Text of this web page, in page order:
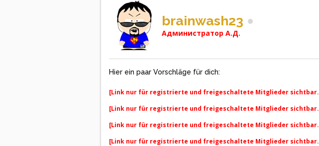
brainwash23
Администратор A.Д.
Hier ein paar Vorschläge für dich:
[Link nur für registrierte und freigeschaltete Mitglieder sichtbar.
[Link nur für registrierte und freigeschaltete Mitglieder sichtbar.
[Link nur für registrierte und freigeschaltete Mitglieder sichtbar.
[Link nur für registrierte und freigeschaltete Mitglieder sichtbar.